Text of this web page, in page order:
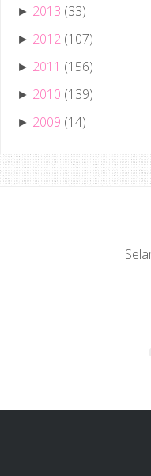
► 2013 (33)
► 2012 (107)
► 2011 (156)
► 2010 (139)
► 2009 (14)